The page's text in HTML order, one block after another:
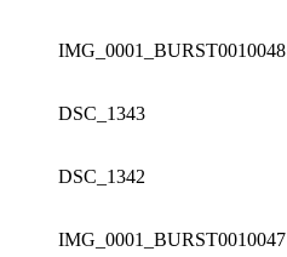
IMG_0001_BURST0010048
DSC_1343
DSC_1342
IMG_0001_BURST0010047